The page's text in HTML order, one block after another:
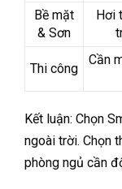
Bề mặt
& Sơn
Hơi
Thi công
Cần
Kết luận: Chọn
ngoài trời. Chọn
phòng ngủ cần